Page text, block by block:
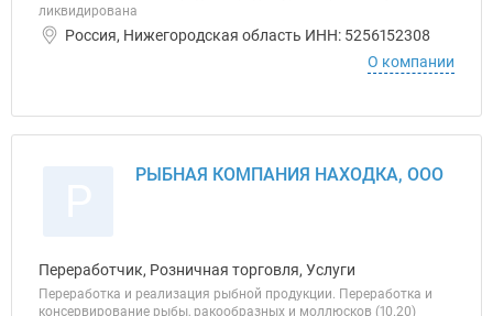
ликвидирована
Россия, Нижегородская область ИНН: 5256152308
О компании
РЫБНАЯ КОМПАНИЯ НАХОДКА, ООО
Переработчик, Розничная торговля, Услуги
Переработка и реализация рыбной продукции. Переработка и
консервирование рыбы, ракообразных и моллюсков (10.20)